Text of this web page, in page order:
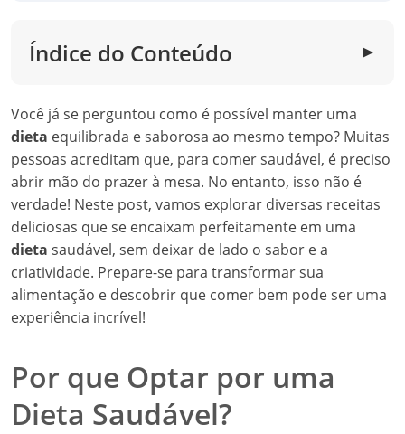
Índice do Conteúdo ▼
Você já se perguntou como é possível manter uma
dieta equilibrada e saborosa ao mesmo tempo? Muitas
pessoas acreditam que, para comer saudável, é preciso
abrir mão do prazer à mesa. No entanto, isso não é
verdade! Neste post, vamos explorar diversas receitas
deliciosas que se encaixam perfeitamente em uma
dieta saudável, sem deixar de lado o sabor e a
criatividade. Prepare-se para transformar sua
alimentação e descobrir que comer bem pode ser uma
experiência incrível!
Por que Optar por uma
Dieta Saudável?